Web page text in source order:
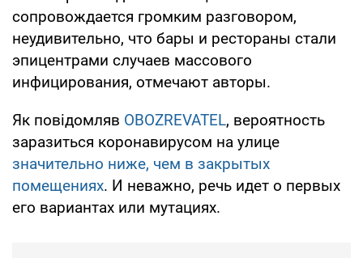
сопровождается громким разговором,
неудивительно, что бары и рестораны стали
эпицентрами случаев массового
инфицирования, отмечают авторы.
Як повідомляв OBOZREVATEL, вероятность
заразиться коронавирусом на улице
значительно ниже, чем в закрытых
помещениях. И неважно, речь идет о первых
его вариантах или мутациях.